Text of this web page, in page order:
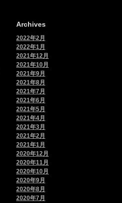
Archives
2022年2月
2022年1月
2021年12月
2021年10月
2021年9月
2021年8月
2021年7月
2021年6月
2021年5月
2021年4月
2021年3月
2021年2月
2021年1月
2020年12月
2020年11月
2020年10月
2020年9月
2020年8月
2020年7月